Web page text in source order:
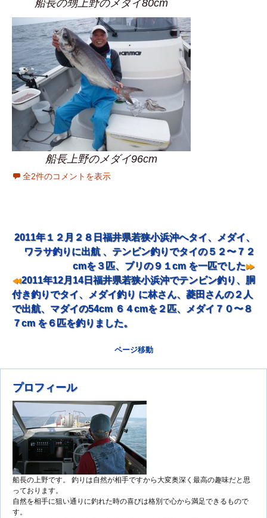
船長の甥上野のメダイ80cm
船長上野のメダイ96cm
全2件のコメントを表示
ナビゲーション
2011年１２月２８日福井県若狭小浜沖へタイ、メダイ、
ワラサ釣りに出航 、テンビン釣りでタイの５２〜７２
cmを３匹、ブリの９１cm を一匹でした
2011年12月14日福井県若狭小浜沖でテンビン釣り、胴
付き釣りでタイ、メダイ釣り に林さん、菱田さんの２人
で出航、マダイの54cm ６４cmを２匹、メダイ７０〜８
７cm を６匹を釣りました。
ページ移動
プロフィール
船長の上野です。 釣りは自然が相手ですから大変奥深く最高の趣味だと思
っております。
自然を相手に狙い通りに釣れた時の喜びは格別で心から満足できるもので
す。